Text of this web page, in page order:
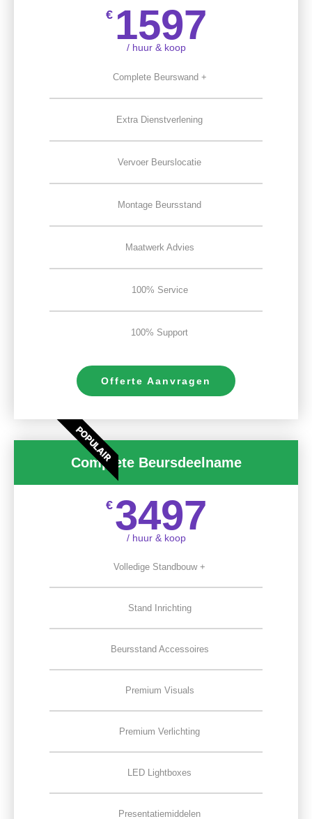
€ 1597
/ huur & koop
Complete Beurswand +
Extra Dienstverlening
Vervoer Beurslocatie
Montage Beursstand
Maatwerk Advies
100% Service
100% Support
Offerte Aanvragen
POPULAIR
Complete Beursdeelname
€ 3497
/ huur & koop
Volledige Standbouw +
Stand Inrichting
Beursstand Accessoires
Premium Visuals
Premium Verlichting
LED Lightboxes
Presentatiemiddelen